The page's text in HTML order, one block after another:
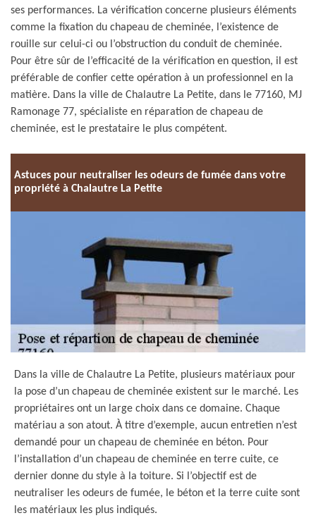
ses performances. La vérification concerne plusieurs éléments
comme la fixation du chapeau de cheminée, l’existence de
rouille sur celui-ci ou l’obstruction du conduit de cheminée.
Pour être sûr de l’efficacité de la vérification en question, il est
préférable de confier cette opération à un professionnel en la
matière. Dans la ville de Chalautre La Petite, dans le 77160, MJ
Ramonage 77, spécialiste en réparation de chapeau de
cheminée, est le prestataire le plus compétent.
Astuces pour neutraliser les odeurs de fumée dans votre
propriété à Chalautre La Petite
Dans la ville de Chalautre La Petite, plusieurs matériaux pour
la pose d’un chapeau de cheminée existent sur le marché. Les
propriétaires ont un large choix dans ce domaine. Chaque
matériau a son atout. À titre d’exemple, aucun entretien n’est
demandé pour un chapeau de cheminée en béton. Pour
l’installation d’un chapeau de cheminée en terre cuite, ce
dernier donne du style à la toiture. Si l’objectif est de
neutraliser les odeurs de fumée, le béton et la terre cuite sont
les matériaux les plus indiqués.